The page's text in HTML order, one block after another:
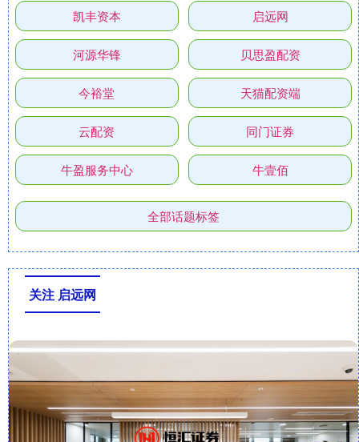
凯丰资本 启远网
河源华锋 贝思盈配资
今裕堂 天猫配资端
云配资 同门证券
牛盈服务中心 牛壹佰
全部话题标签
关注 启远网